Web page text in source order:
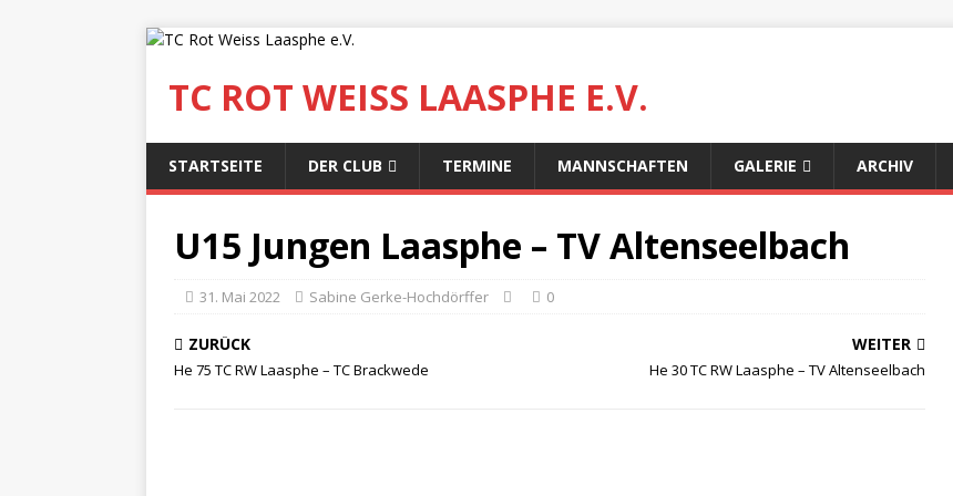
TC ROT WEISS LAASPHE E.V.
STARTSEITE DER CLUB TERMINE MANNSCHAFTEN GALERIE ARCHIV
U15 Jungen Laasphe – TV Altenseelbach
31. Mai 2022 Sabine Gerke-Hochdörffer 0
ZURÜCK
He 75 TC RW Laasphe – TC Brackwede
WEITER
He 30 TC RW Laasphe – TV Altenseelbach